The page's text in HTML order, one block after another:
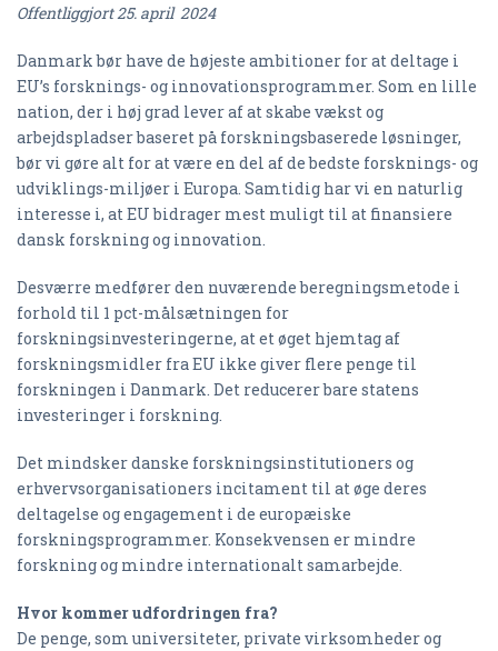
Offentliggjort 25. april 2024
Danmark bør have de højeste ambitioner for at deltage i
EU’s forsknings- og innovationsprogrammer. Som en lille
nation, der i høj grad lever af at skabe vækst og
arbejdspladser baseret på forskningsbaserede løsninger,
bør vi gøre alt for at være en del af de bedste forsknings- og
udviklings-miljøer i Europa. Samtidig har vi en naturlig
interesse i, at EU bidrager mest muligt til at finansiere
dansk forskning og innovation.
Desværre medfører den nuværende beregningsmetode i
forhold til 1 pct-målsætningen for
forskningsinvesteringerne, at et øget hjemtag af
forskningsmidler fra EU ikke giver flere penge til
forskningen i Danmark. Det reducerer bare statens
investeringer i forskning.
Det mindsker danske forskningsinstitutioners og
erhvervsorganisationers incitament til at øge deres
deltagelse og engagement i de europæiske
forskningsprogrammer. Konsekvensen er mindre
forskning og mindre internationalt samarbejde.
Hvor kommer udfordringen fra?
De penge, som universiteter, private virksomheder og